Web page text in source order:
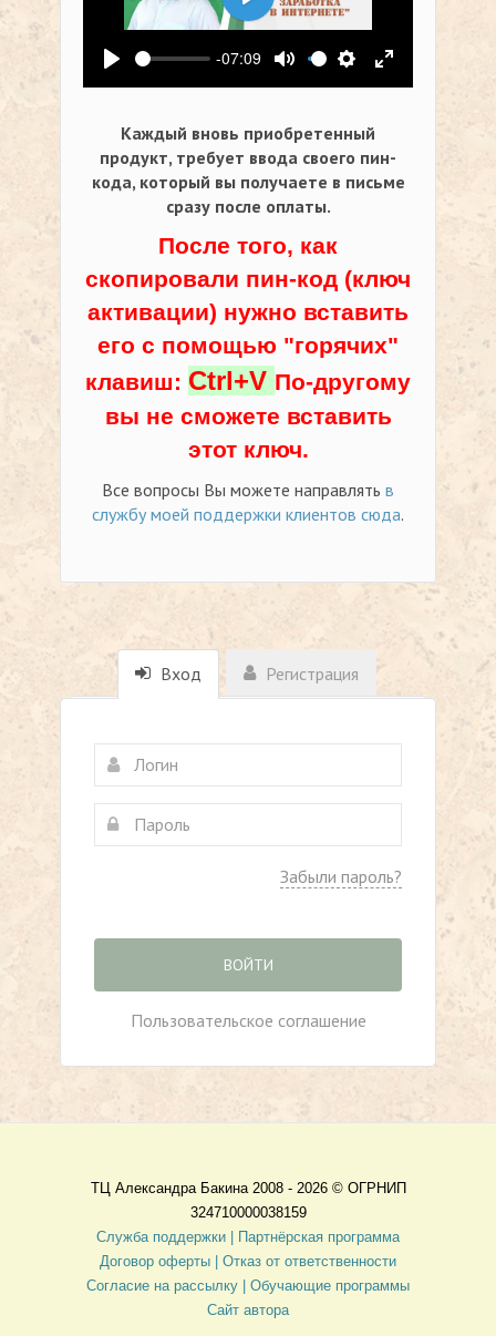
Воспроизвести
-07:09
Выключить звук
Настройки
На весь
Воспроизвести
Каждый вновь приобретенный
продукт, требует ввода своего пин-
кода, который вы получаете в письме
сразу после оплаты.
После того, как
скопировали пин-код (ключ
активации) нужно вставить
его с помощью "горячих"
клавиш: Ctrl+V По-другому
вы не сможете вставить
этот ключ.
Все вопросы Вы можете направлять в
службу моей поддержки клиентов сюда.
Вход Регистрация
Забыли пароль?
ВОЙТИ
Пользовательское соглашение
ТЦ Александра Бакина 2008 - 2026 © ОГРНИП
324710000038159
Служба поддержки |
Партнёрская программа
Договор оферты
| Отказ от ответственности
Согласие на рассылку | Обучающие программы
Сайт автора